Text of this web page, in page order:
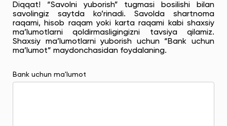
Diqqat! “Savolni yuborish” tugmasi bosilishi bilan
savolingiz saytda ko’rinadi. Savolda shartnoma
raqami, hisob raqam yoki karta raqami kabi shaxsiy
ma’lumotlarni qoldirmasligingizni tavsiya qilamiz.
Shaxsiy ma’lumotlarni yuborish uchun “Bank uchun
ma’lumot” maydonchasidan foydalaning.
Bank uchun ma'lumot